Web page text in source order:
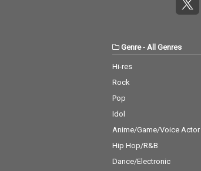
Genre- All Genres
Hi-res
Rock
Pop
Idol
Anime/Game/Voice Actor
Hip Hop/R&B
Dance/Electronic